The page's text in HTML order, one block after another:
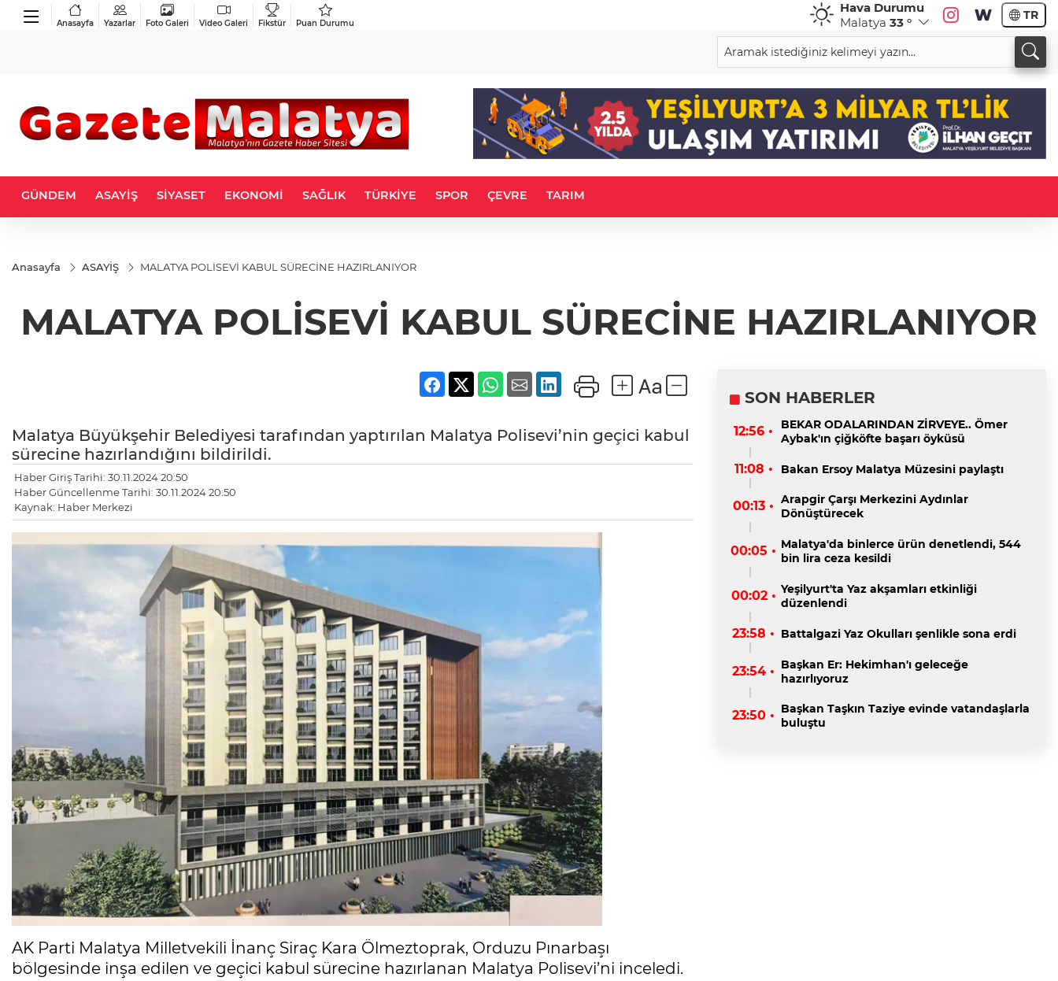
Anasayfa Yazarlar Foto Galeri Video Galeri Fikstür Puan Durumu
Hava Durumu
Malatya 33 ° TR
GÜNDEM ASAYİŞ SİYASET EKONOMİ SAĞLIK TÜRKİYE SPOR ÇEVRE TARIM
Anasayfa ASAYİŞ MALATYA POLİSEVİ KABUL SÜRECİNE HAZIRLANIYOR
MALATYA POLİSEVİ KABUL SÜRECİNE HAZIRLANIYOR
Malatya Büyükşehir Belediyesi tarafından yaptırılan Malatya Polisevi’nin geçici kabul
sürecine hazırlandığını bildirildi.
Haber Giriş Tarihi: 30.11.2024 20:50
Haber Güncellenme Tarihi: 30.11.2024 20:50
Kaynak: Haber Merkezi
AK Parti Malatya Milletvekili İnanç Siraç Kara Ölmeztoprak, Orduzu Pınarbaşı
bölgesinde inşa edilen ve geçici kabul sürecine hazırlanan Malatya Polisevi’ni inceledi.
SON HABERLER
12:56 •
BEKAR ODALARINDAN ZİRVEYE.. Ömer
Aybak'ın çiğköfte başarı öyküsü
11:08 • Bakan Ersoy Malatya Müzesini paylaştı
00:13 • Arapgir Çarşı Merkezini Aydınlar
Dönüştürecek
00:05 • Malatya'da binlerce ürün denetlendi, 544
bin lira ceza kesildi
00:02 • Yeşilyurt'ta Yaz akşamları etkinliği
düzenlendi
23:58 • Battalgazi Yaz Okulları şenlikle sona erdi
23:54 • Başkan Er: Hekimhan'ı geleceğe
hazırlıyoruz
23:50 • Başkan Taşkın Taziye evinde vatandaşlarla
buluştu